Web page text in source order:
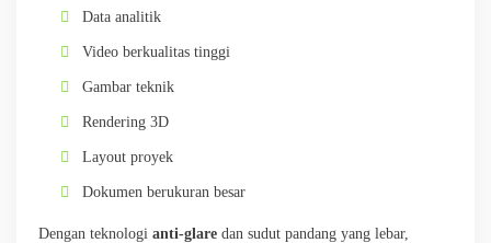
Data analitik
Video berkualitas tinggi
Gambar teknik
Rendering 3D
Layout proyek
Dokumen berukuran besar
Dengan teknologi anti-glare dan sudut pandang yang lebar,